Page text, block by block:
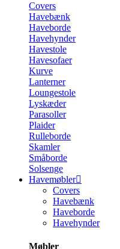
Covers
Havebænk
Haveborde
Havehynder
Havestole
Havesofaer
Kurve
Lanterner
Loungestole
Lyskæder
Parasoller
Plaider
Rulleborde
Skamler
Småborde
Solsenge
Havemøbler
Covers
Havebænk
Haveborde
Havehynder
Møbler